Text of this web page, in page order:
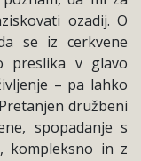
ozadij. O
se iz cerkvene
preslika v glavo
– pa lahko
družbeni
spopadanje s
kompleksno in z